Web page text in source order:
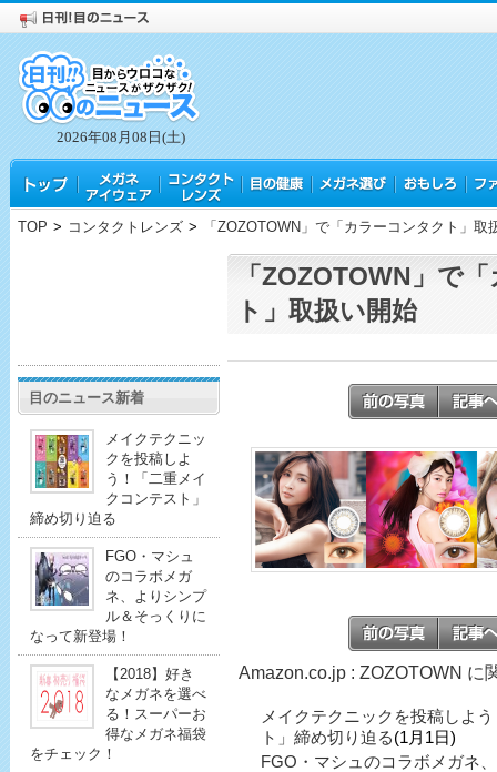
2026年08月08日(土)
TOP > コンタクトレンズ > 「ZOZOTOWN」で「カラーコンタクト」取
目のニュース新着
メイクテクニッ
クを投稿しよ
う！「二重メイ
クコンテスト」
締め切り迫る
FGO・マシュ
のコラボメガ
ネ、よりシンプ
ル＆そっくりに
なって新登場！
【2018】好き
なメガネを選べ
る！スーパーお
得なメガネ福袋
をチェック！
「ZOZOTOWN」で
ト」取扱い開始
Amazon.co.jp : ZOZOTOWN に
メイクテクニックを投稿しよ
ト」締め切り迫る(1月1日)
FGO・マシュのコラボメガネ